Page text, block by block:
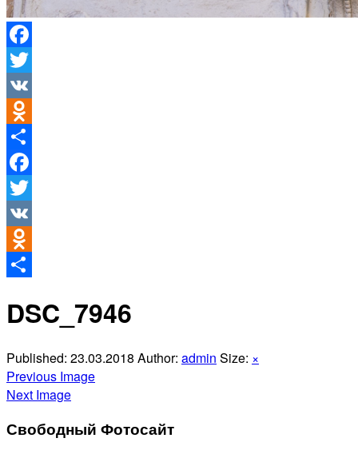
Facebook
Twitter
VK
Odnoklassniki
Отправить
Facebook
Twitter
VK
Odnoklassniki
DSC_7946
Published: 23.03.2018 Author: admin Size: ×
Previous Image
Next Image
Свободный Фотосайт